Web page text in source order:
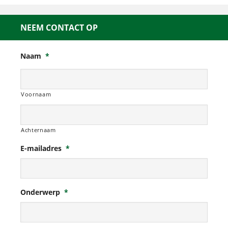
NEEM CONTACT OP
Naam *
Voornaam
Achternaam
E-mailadres *
Onderwerp *